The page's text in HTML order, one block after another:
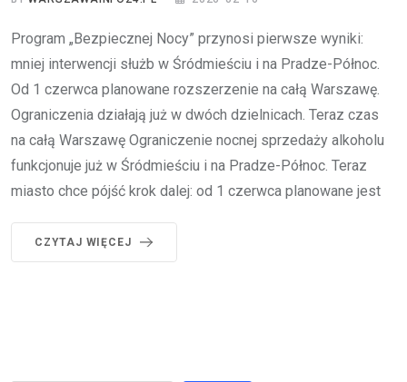
Program „Bezpiecznej Nocy” przynosi pierwsze wyniki:
mniej interwencji służb w Śródmieściu i na Pradze-Północ.
Od 1 czerwca planowane rozszerzenie na całą Warszawę.
Ograniczenia działają już w dwóch dzielnicach. Teraz czas
na całą Warszawę Ograniczenie nocnej sprzedaży alkoholu
funkcjonuje już w Śródmieściu i na Pradze-Północ. Teraz
miasto chce pójść krok dalej: od 1 czerwca planowane jest
CZYTAJ WIĘCEJ